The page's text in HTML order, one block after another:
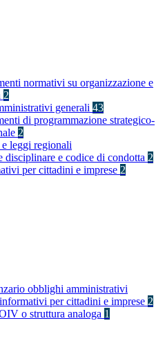
normativi su organizzazione e
2
generali 43
di programmazione strategico-
2
e leggi regionali
disciplinare e codice di condotta 2
per cittadini e imprese 2
obblighi amministrativi
per cittadini e imprese 2
o struttura analoga 1